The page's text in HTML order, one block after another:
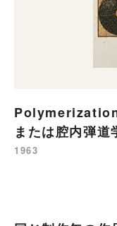
または腔内弾道
1963